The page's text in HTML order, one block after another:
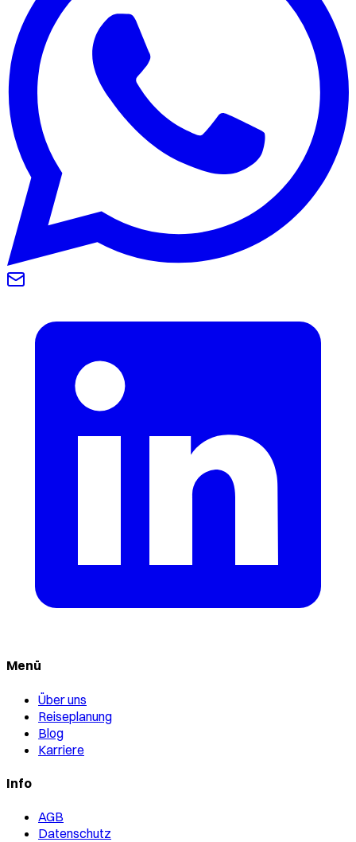
Menü
Über uns
Reiseplanung
Blog
Karriere
Info
AGB
Datenschutz